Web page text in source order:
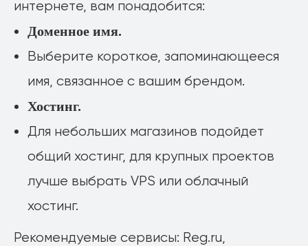
интернете, вам понадобится:
Доменное имя.
Выберите короткое, запоминающееся
имя, связанное с вашим брендом.
Хостинг.
Для небольших магазинов подойдет
общий хостинг, для крупных проектов
лучше выбрать VPS или облачный
хостинг.
Рекомендуемые сервисы: Reg.ru,